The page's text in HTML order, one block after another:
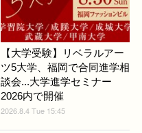
【大学受験】リベラルアー
ツ5大学、福岡で合同進学相
談会...大学進学セミナー
2026内で開催
2026.8.4 Tue 15:45